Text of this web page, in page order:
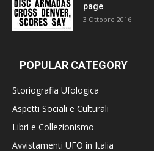
page
3 Ottobre 2016
POPULAR CATEGORY
Storiografia Ufologica
Aspetti Sociali e Culturali
Libri e Collezionismo
Avvistamenti UFO in Italia